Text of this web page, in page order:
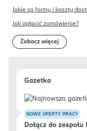
Jakie są formy i koszty
Jak opłacić zamówienie?
Zobacz więcej
Gazetka
NOWE OFERTY PRACY
Dołącz do zespołu